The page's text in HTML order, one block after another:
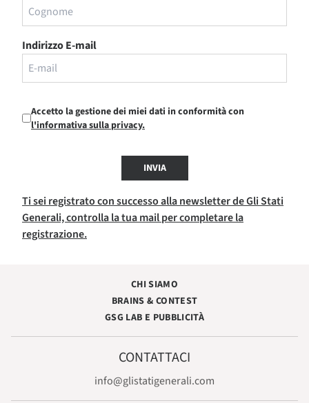
Indirizzo E-mail
Accetto la gestione dei miei dati in conformità con
l'informativa sulla privacy.
INVIA
Ti sei registrato con successo alla newsletter de Gli Stati
Generali, controlla la tua mail per completare la
registrazione.
CHI SIAMO
BRAINS & CONTEST
GSG LAB E PUBBLICITÀ
CONTATTACI
info@glistatigenerali.com